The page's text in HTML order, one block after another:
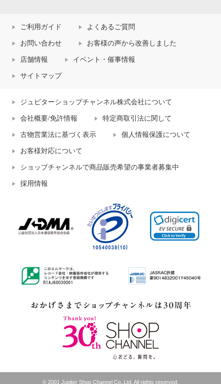
ご利用ガイド よくあるご質問
お問い合わせ お客様の声から改善しました
店舗情報 イベント・催事情報
サイトマップ
ジュピターショップチャンネル株式会社について
会社概要/免許情報 特定商取引法に関して
古物営業法に基づく表示 個人情報保護について
お客様対応について
ショップチャンネルで商品販売希望の事業者募集中
採用情報
© 2001 Jupiter Shop Channel Co.,Ltd. All rights reserved.